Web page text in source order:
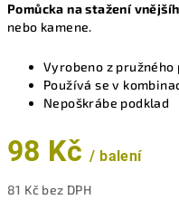
Pomůcka na stažení
nebo kamene.
Vyrobeno z pružného
Používá se v
Nepoškrábe podklad
98 Kč/ balení
81 Kč bez DPH